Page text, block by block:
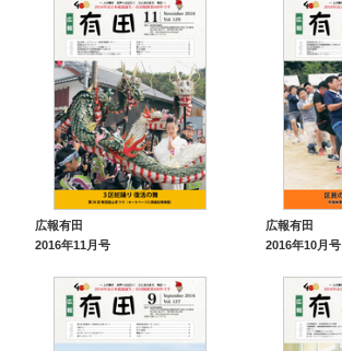
広報有田
2016年11月号
広報有田
2016年10月号